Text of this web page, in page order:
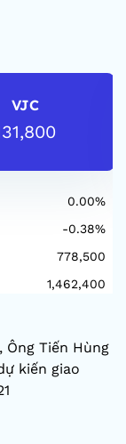
VJC
0.00%
-0.38%
778,500
1,462,400
Ông Tiến Hùng
kiến giao